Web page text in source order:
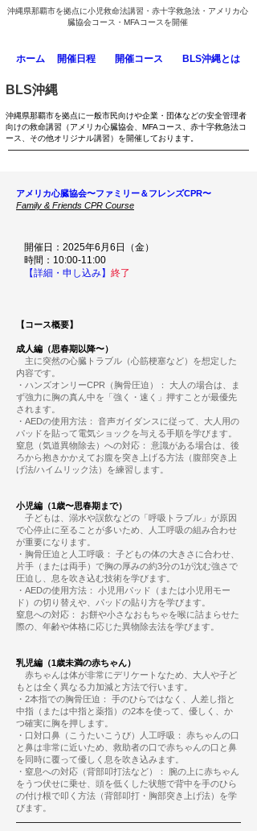
BLS沖縄
沖縄県那覇市を拠点に一般市民向けや企業・団体などの安全管理者
向けの救命講習（アメリカ心臓協会、MFAコース、赤十字救急法コ
ース、その他オリジナル講習）を開催しております。
沖縄県那覇市を拠点に小児救命法講習・赤十字救急法・アメリカ心
臓協会コース・MFAコースを開催
ホーム 開催日程 開催コース BLS沖縄とは
アメリカ心臓協会〜ファミリー＆フレンズCPR〜
Family & Friends CPR Course
開催日：2025年6月6日（金）
​時間：10:00-11:00
【詳細・申し込み】 終了
【コース概要】
成人編（思春期以降〜）
主に突然の心臓トラブル（心筋梗塞など）を想定した
内容です。
・ハンズオンリーCPR（胸骨圧迫）： 大人の場合は、ま
ず強力に胸の真ん中を「強く・速く」押すことが最優先
されます。
・AEDの使用方法： 音声ガイダンスに従って、大人用の
パッドを貼って電気ショックを与える手順を学びます。
窒息（気道異物除去）への対応： 意識がある場合は、後
ろから抱きかかえてお腹を突き上げる方法（腹部突き上
げ法/ハイムリック法）を練習します。
小児編（1歳〜思春期まで）
子どもは、溺水や誤飲などの「呼吸トラブル」が原因
で心停止に至ることが多いため、人工呼吸の組み合わせ
が重要になります。
・胸骨圧迫と人工呼吸： 子どもの体の大きさに合わせ、
片手（または両手）で胸の厚みの約3分の1が沈む強さで
圧迫し、息を吹き込む技術を学びます。
・AEDの使用方法： 小児用パッド（または小児用モー
ド）の切り替えや、パッドの貼り方を学びます。
窒息への対応： お餅や小さなおもちゃを喉に詰まらせた
際の、年齢や体格に応じた異物除去法を学びます。
乳児編（1歳未満の赤ちゃん）
赤ちゃんは体が非常にデリケートなため、大人や子ど
もとは全く異なる力加減と方法で行います。
・2本指での胸骨圧迫： 手のひらではなく、人差し指と
中指（または中指と薬指）の2本を使って、優しく、か
つ確実に胸を押します。
・口対口鼻（こうたいこうび）人工呼吸： 赤ちゃんの口
と鼻は非常に近いため、救助者の口で赤ちゃんの口と鼻
を同時に覆って優しく息を吹き込みます。
・窒息への対応（背部叩打法など）： 腕の上に赤ちゃん
をうつ伏せに乗せ、頭を低くした状態で背中を手のひら
の付け根で叩く方法（背部叩打・胸部突き上げ法）を学
びます。